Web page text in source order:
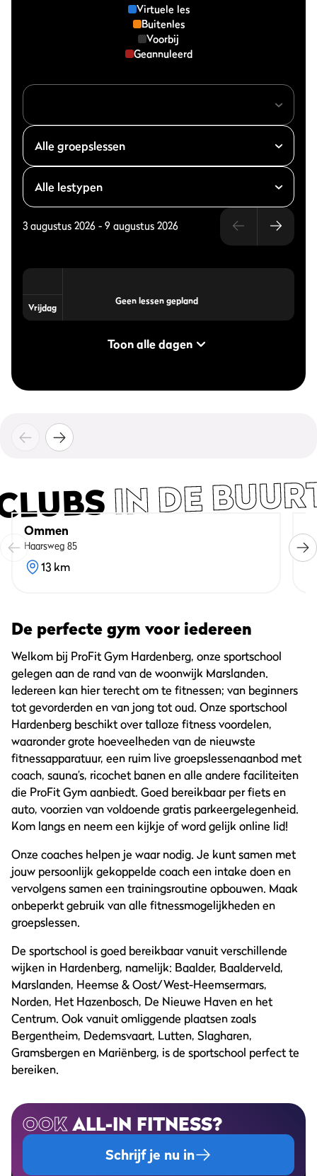
Virtuele les
Buitenles
Voorbij
Geannuleerd
3 augustus 2026 - 9 augustus 2026
Vrijdag
Geen lessen gepland
Toon alle dagen
Op aanvraag 2,50
IN DE
Ommen
Haarsweg 85
13 km
De perfecte gym voor iedereen
Welkom bij ProFit Gym Hardenberg, onze sportschool
gelegen aan de rand van de woonwijk Marslanden.
Iedereen kan hier terecht om te fitnessen; van beginners
tot gevorderden en van jong tot oud. Onze sportschool
Hardenberg beschikt over talloze fitness voordelen,
waaronder grote hoeveelheden van de nieuwste
fitnessapparatuur, een ruim live groepslessenaanbod met
coach, sauna’s, ricochet banen en alle andere faciliteiten
die ProFit Gym aanbiedt. Goed bereikbaar per fiets en
auto, voorzien van voldoende gratis parkeergelegenheid.
Kom langs en neem een kijkje of word gelijk online lid!
Onze coaches helpen je waar nodig. Je kunt samen met
jouw persoonlijk gekoppelde coach een intake doen en
vervolgens samen een trainingsroutine opbouwen. Maak
onbeperkt gebruik van alle fitnessmogelijkheden en
groepslessen.
De sportschool is goed bereikbaar vanuit verschillende
wijken in Hardenberg, namelijk: Baalder, Baalderveld,
Marslanden, Heemse & Oost/West-Heemsermars,
Norden, Het Hazenbosch, De Nieuwe Haven en het
Centrum. Ook vanuit omliggende plaatsen zoals
Bergentheim, Dedemsvaart, Lutten, Slagharen,
Gramsbergen en Mariënberg, is de sportschool perfect te
bereiken.
OOKALL-IN FITNESS?
Schrijf je nu in